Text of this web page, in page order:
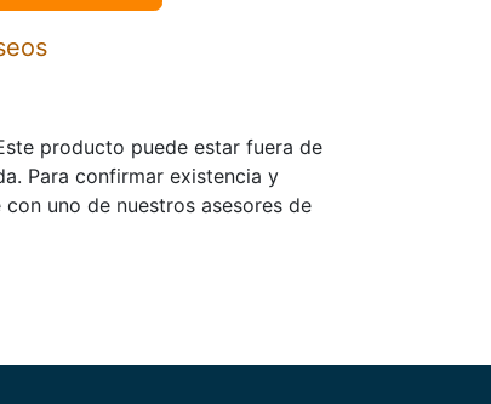
producto puede estar fuera de
Para confirmar existencia y
uno de nuestros asesores de